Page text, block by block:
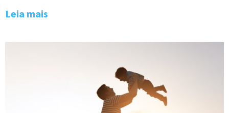
Leia mais